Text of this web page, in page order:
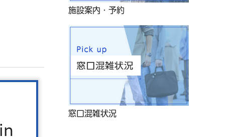
施設案内・予約
窓口混雑状況